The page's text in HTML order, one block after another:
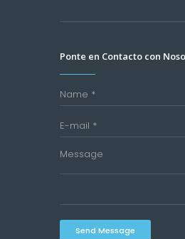
Ponte en Contacto con
Send Message